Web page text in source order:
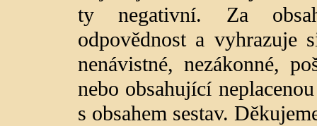
ty negativní. Za
odpovědnost a vyhrazuje
nenávistné, nezákonné,
nebo obsahující
s obsahem sestav.